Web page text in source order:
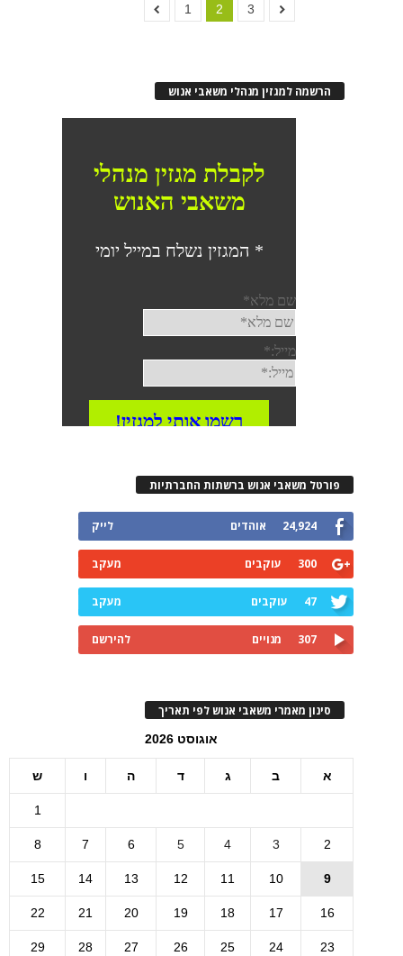
1 2 3
הרשמה למגזין מנהלי משאבי אנוש
פורטל משאבי אנוש ברשתות החברתיות
24,924 אוהדים לייק
300 עוקבים מעקב
47 עוקבים מעקב
307 מנויים להירשם
סינון מאמרי משאבי אנוש לפי תאריך
אוגוסט 2026
א ב ג ד ה ו ש
1
2
3
4
5
6
7
8
9
10
11
12
13
14
15
16
17
18
19
20
21
22
23
24
25
26
27
28
29